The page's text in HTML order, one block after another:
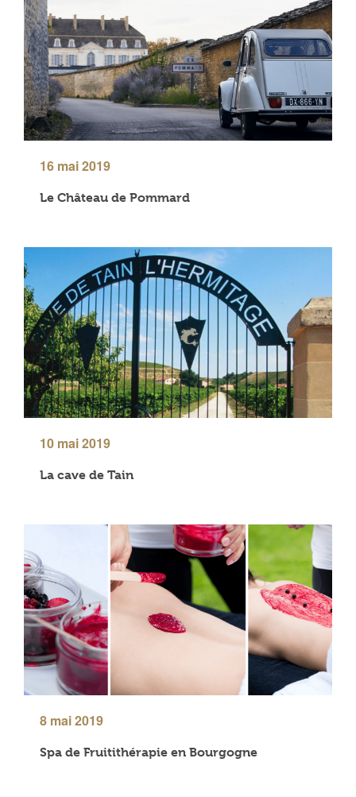
16 mai 2019
Le Château de Pommard
10 mai 2019
La cave de Tain
8 mai 2019
Spa de Fruitithérapie en Bourgogne